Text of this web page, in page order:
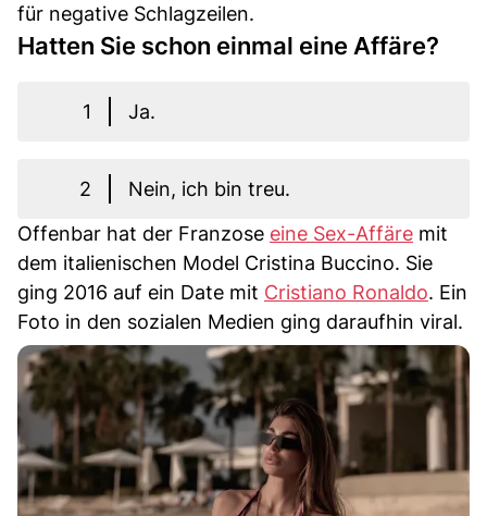
für negative Schlagzeilen.
Hatten Sie schon einmal eine Affäre?
1 Ja.
2
Nein, ich bin treu.
Offenbar hat der Franzose eine Sex-Affäre mit
dem italienischen Model Cristina Buccino. Sie
ging 2016 auf ein Date mit Cristiano Ronaldo. Ein
Foto in den sozialen Medien ging daraufhin viral.